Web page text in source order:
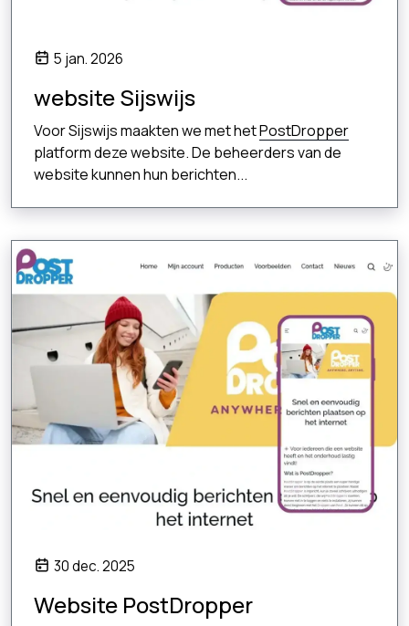
5 jan. 2026
website Sijswijs
Voor Sijswijs maakten we met hetPostDropper
platform deze website. De beheerders van de
website kunnen hun berichten...
30 dec. 2025
Website PostDropper